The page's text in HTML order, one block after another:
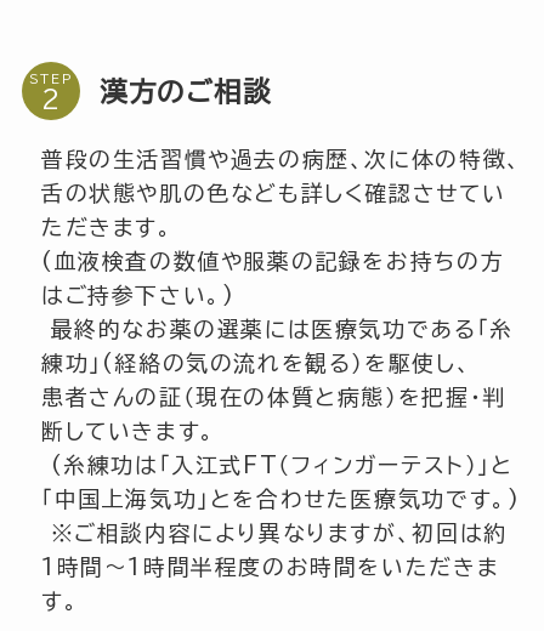
STEP 漢方のご相談
普段の生活習慣や過去の病歴、次に体の特徴、
舌の状態や肌の色なども詳しく確認させてい
ただきます。
(血液検査の数値や服薬の記録をお持ちの方
はご持参下さい。)
最終的なお薬の選薬には医療気功である「糸
練功」(経絡の気の流れを観る）を駆使し、
患者さんの証（現在の体質と病態）を把握・判
断していきます。
(糸練功は「入江式FT（フィンガーテスト）」と
「中国上海気功」とを合わせた医療気功です。)
※ご相談内容により異なりますが、初回は約
1時間～1時間半程度のお時間をいただきま
す。